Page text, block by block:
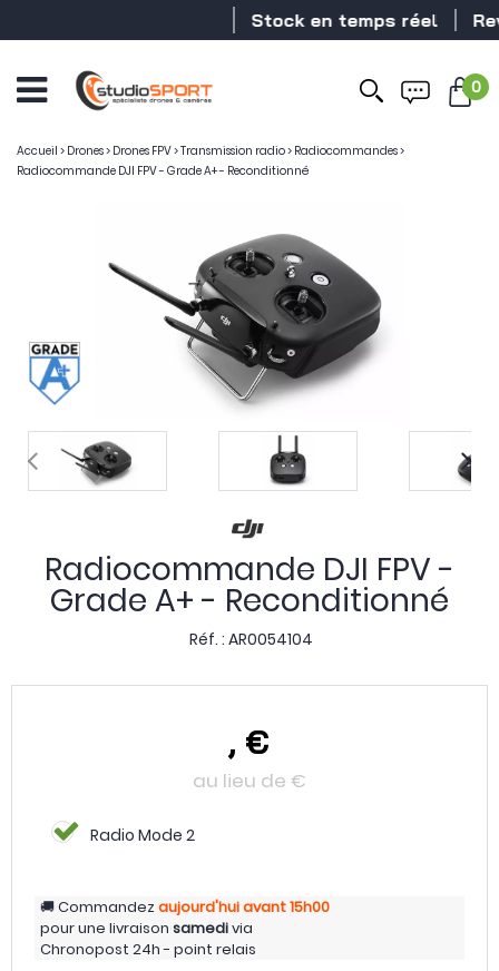
Stock en temps réel
0
Accueil > Drones> Drones FPV>Transmission radio> Radiocommandes>
Radiocommande DJI FPV - Grade A+ - Reconditionné
Radiocommande DJI FPV -
Grade A+ - Reconditionné
Réf. : AR0054104
, €
au lieu de €
Radio Mode 2
Commandezaujourd'huiavant 15h00
pour une livraison samedivia
Chronopost 24h - point relais